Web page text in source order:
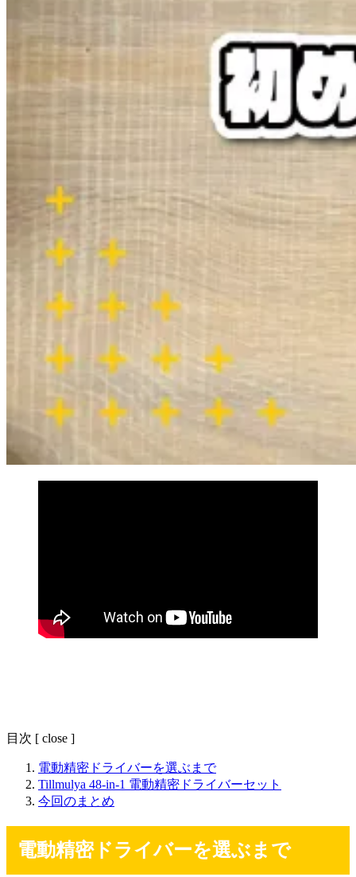
目次 [ close ]
電動精密ドライバーを選ぶまで
Tillmulya 48-in-1 電動精密ドライバーセット
今回のまとめ
電動精密ドライバーを選ぶまで